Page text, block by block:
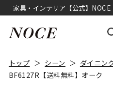
家具・インテリア【公式】
トップ シーン ダイニン
BF6127R【送料無料】オーク